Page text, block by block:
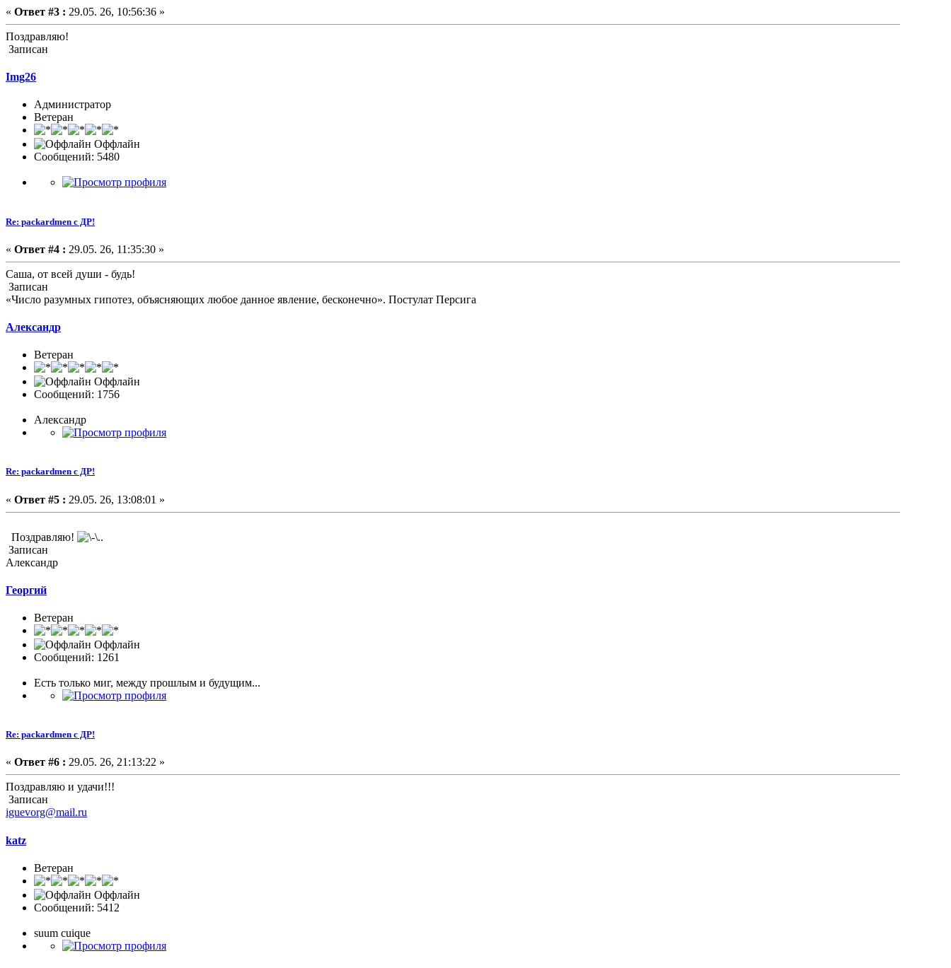
« Ответ #3 : 29.05. 26, 10:56:36 »
Поздравляю!
Записан
Img26
Администратор
Ветеран
Оффлайн
Сообщений: 5480
Re: packardmen с ДР!
« Ответ #4 : 29.05. 26, 11:35:30 »
Саша, от всей души - будь!
Записан
«Число разумных гипотез, объясняющих любое данное явление, бесконечно». Постулат Персига
Александр
Ветеран
Оффлайн
Сообщений: 1756
Александр
Re: packardmen с ДР!
« Ответ #5 : 29.05. 26, 13:08:01 »
Поздравляю!
Записан
Александр
Георгий
Ветеран
Оффлайн
Сообщений: 1261
Есть только миг, между прошлым и будущим...
Re: packardmen с ДР!
« Ответ #6 : 29.05. 26, 21:13:22 »
Поздравляю и удачи!!!
Записан
iguevorg@mail.ru
katz
Ветеран
Оффлайн
Сообщений: 5412
suum cuique